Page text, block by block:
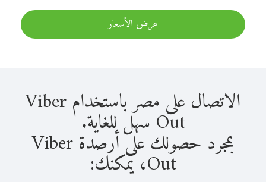
عرض الأسعار
الاتصال على مصر باستخدام Viber
Out سهل للغاية.
بمجرد حصولك على أرصدة Viber
Out، يمكنك: